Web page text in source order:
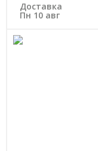
Доставка
Пн 10 авг